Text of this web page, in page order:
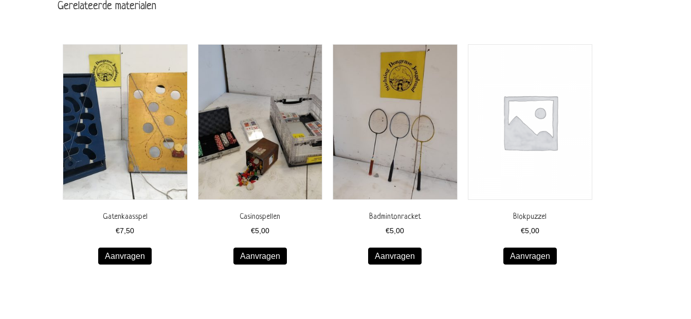
Gerelateerde materialen
Gatenkaasspel
€7,50
Aanvragen
Casinospellen
€5,00
Aanvragen
Badmintonracket
€5,00
Aanvragen
Blokpuzzel
€5,00
Aanvragen